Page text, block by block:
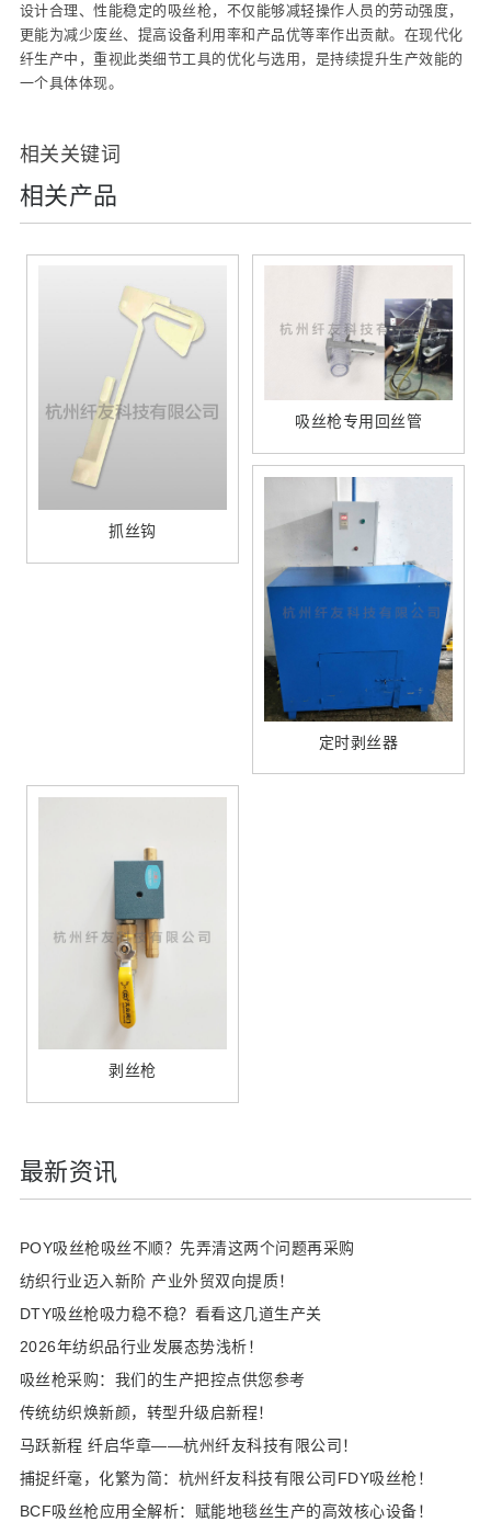
设计合理、性能稳定的吸丝枪，不仅能够减轻操作人员的劳动强度，
更能为减少废丝、提高设备利用率和产品优等率作出贡献。在现代化
纤生产中，重视此类细节工具的优化与选用，是持续提升生产效能的
一个具体体现。
相关关键词
相关产品
抓丝钩
吸丝枪专用回丝管
定时剥丝器
剥丝枪
最新资讯
POY吸丝枪吸丝不顺？先弄清这两个问题再采购
纺织行业迈入新阶 产业外贸双向提质！
DTY吸丝枪吸力稳不稳？看看这几道生产关
2026年纺织品行业发展态势浅析！
吸丝枪采购：我们的生产把控点供您参考
传统纺织焕新颜，转型升级启新程！
马跃新程 纤启华章——杭州纤友科技有限公司！
​捕捉纤毫，化繁为简：杭州纤友科技有限公司FDY吸丝枪！
BCF吸丝枪应用全解析：赋能地毯丝生产的高效核心设备！